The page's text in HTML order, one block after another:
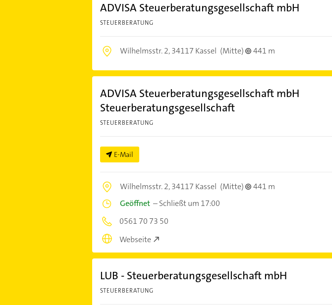
ADVISA Steuerberatungsgesellschaft mbH
STEUERBERATUNG
Wilhelmsstr. 2,34117 Kassel (Mitte) 441 m
ADVISA Steuerberatungsgesellschaft mbH
Steuerberatungsgesellschaft
STEUERBERATUNG
E-Mail
Wilhelmsstr. 2,34117 Kassel (Mitte)
441 m
Geöffnet–Schließt um 17:00
0561 70 73 50
Webseite
LUB - Steuerberatungsgesellschaft mbH
STEUERBERATUNG